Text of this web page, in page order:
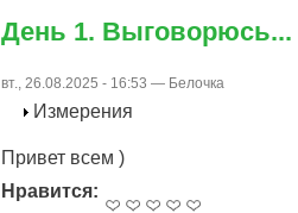
День 1. Выговорюсь...
вт., 26.08.2025 - 16:53 — Белочка
Измерения
Привет всем )
Нравится: